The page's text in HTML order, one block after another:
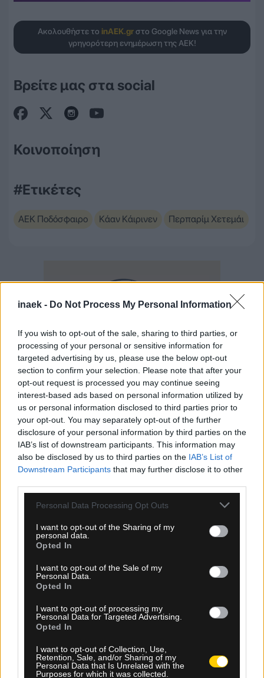
inaek - Do Not Process My Personal Information
If you wish to opt-out of the sale, sharing to third parties, or
processing of your personal or sensitive information for
targeted advertising by us, please use the below opt-out
section to confirm your selection. Please note that after your
opt-out request is processed you may continue seeing
interest-based ads based on personal information utilized by
us or personal information disclosed to third parties prior to
your opt-out. You may separately opt-out of the further
disclosure of your personal information by third parties on the
IAB’s list of downstream participants. This information may
also be disclosed by us to third parties on the IAB’s List of
Downstream Participants that may further disclose it to other
Please note that this website/app uses one or more Google
not limited to your visit or usage behaviour. You may click to
grant or deny consent to Google and its third-party tags to
use your data for below specified purposes in below Google
consent section.
Personal Data Processing Opt Outs
I want to opt-out of the Sharing of my
personal data.
Opted In
I want to opt-out of the Sale of my
Personal Data.
Opted In
I want to opt-out of processing my
Personal Data for Targeted Advertising.
Opted In
I want to opt-out of Collection, Use,
Retention, Sale, and/or Sharing of my
Personal Data that Is Unrelated with the
Purposes for which it was collected.
Ακολουθήστε το inAEK.grστο Google News για την
γρηγορότερη ενημέρωση της ΑΕΚ!
Βρείτε μας στα social
Κοινοποίηση
#Ετικέτες
ΑΕΚ Ποδόσφαιρο Κάαν Κάιρινεν Περπαρίμ Χετεμάι
Ροή Ειδήσεων
05.08.2026, 23:51
Τα highlights του Παναθηναϊκός – ΤΣΣΚΑ 1948